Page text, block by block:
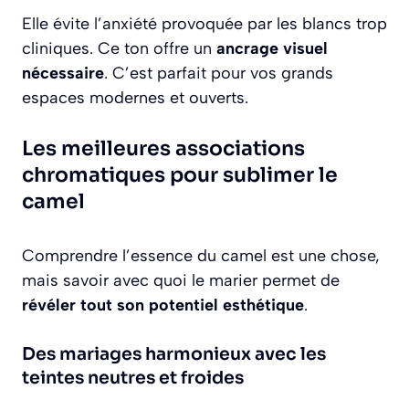
Elle évite l’anxiété provoquée par les blancs trop
cliniques. Ce ton offre un ancrage visuel
nécessaire. C’est parfait pour vos grands
espaces modernes et ouverts.
Les meilleures associations
chromatiques pour sublimer le
camel
Comprendre l’essence du camel est une chose,
mais savoir avec quoi le marier permet de
révéler tout son potentiel esthétique.
Des mariages harmonieux avec les
teintes neutres et froides